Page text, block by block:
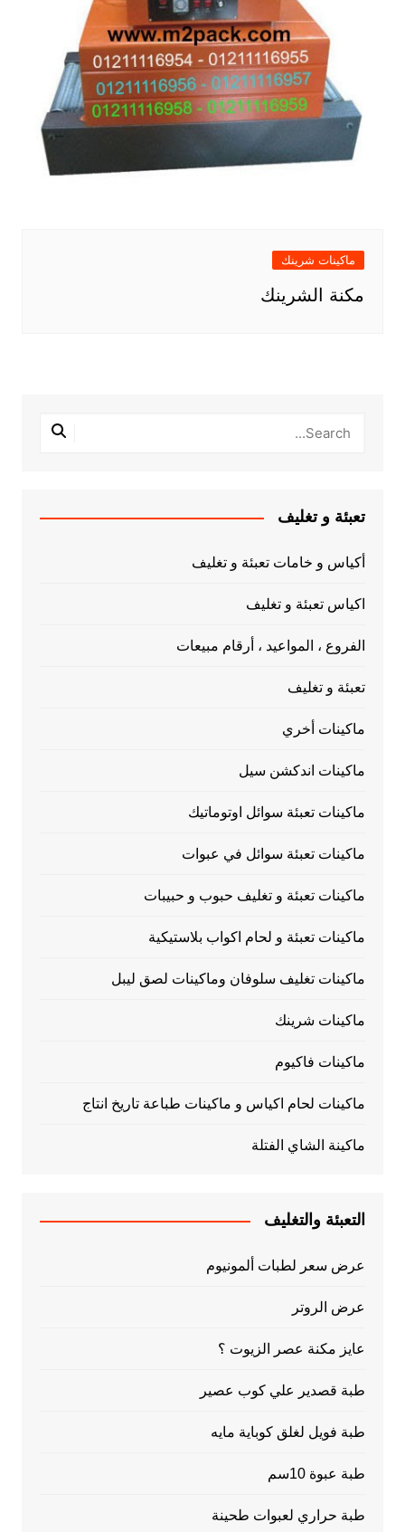
ماكينات شرينك
مكنة الشرينك
تعبئة و تغليف
أكياس و خامات تعبئة و تغليف
اكياس تعبئة و تغليف
الفروع ، المواعيد ، أرقام مبيعات
تعبئة و تغليف
ماكينات أخري
ماكينات اندكشن سيل
ماكينات تعبئة سوائل اوتوماتيك
ماكينات تعبئة سوائل في عبوات
ماكينات تعبئة و تغليف حبوب و حبيبات
ماكينات تعبئة و لحام اكواب بلاستيكية
ماكينات تغليف سلوفان وماكينات لصق ليبل
ماكينات شرينك
ماكينات فاكيوم
ماكينات لحام اكياس و ماكينات طباعة تاريخ انتاج
ماكينة الشاي الفتلة
التعبئة والتغليف
عرض سعر لطبات ألمونيوم
عرض الروتر
عايز مكنة عصر الزيوت ؟
طبة قصدير علي كوب عصير
طبة فويل لغلق كوباية مايه
طبة عبوة 10سم
طبة حراري لعبوات طحينة